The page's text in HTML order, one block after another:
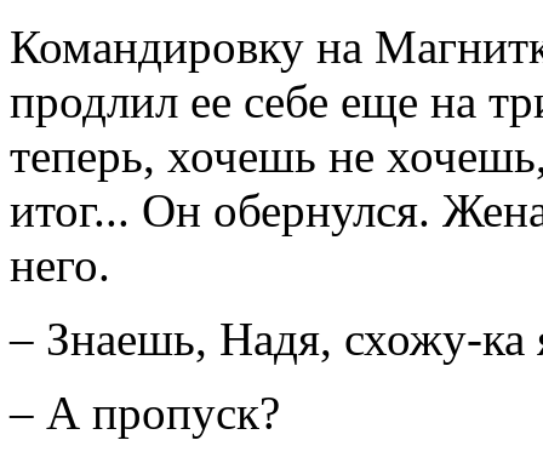
Командировку на
продлил ее себе еще на
теперь, хочешь не
итог... Он обернулся.
него.
– Знаешь, Надя, схожу-ка
– А пропуск?